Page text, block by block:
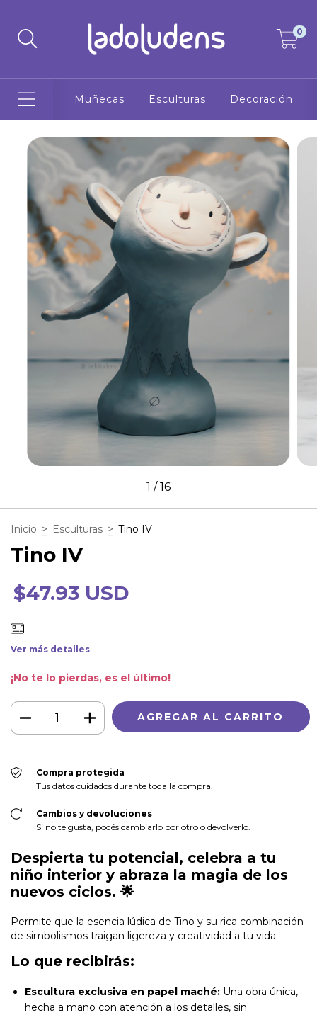
0
Muñecas Esculturas Decoración
1 /16
Inicio > Esculturas > Tino IV
Tino IV
$47.93 USD
Ver más detalles
¡No te lo pierdas, es el último!
Compra protegida
Tus datos cuidados durante toda la compra.
Cambios y devoluciones
Si no te gusta, podés cambiarlo por otro o devolverlo.
Despierta tu potencial, celebra a tu
niño interior y abraza la magia de los
nuevos ciclos. 🌟
Permite que la esencia lúdica de Tino y su rica combinación
de simbolismos traigan ligereza y creatividad a tu vida.
Lo que recibirás:
Escultura exclusiva en papel maché: Una obra única,
hecha a mano con atención a los detalles, sin